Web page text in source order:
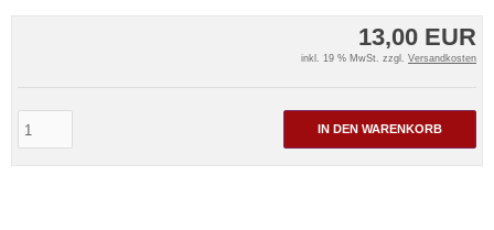
13,00 EUR
inkl. 19 % MwSt. zzgl. Versandkosten
IN DEN WARENKORB